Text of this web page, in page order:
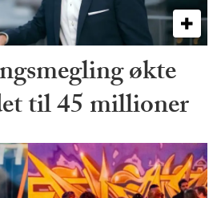
økte
til 45 millioner